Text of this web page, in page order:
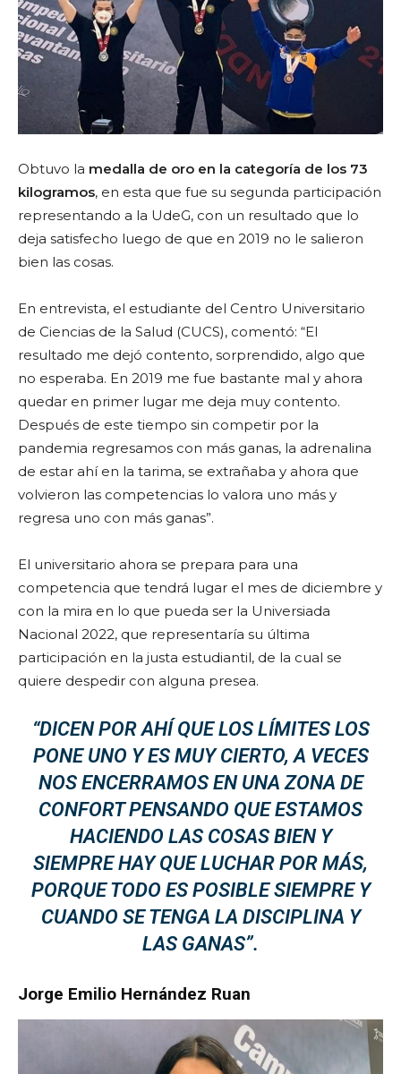
Obtuvo la medalla de oro en la categoría de los 73
kilogramos, en esta que fue su segunda participación
representando a la UdeG, con un resultado que lo
deja satisfecho luego de que en 2019 no le salieron
bien las cosas.
En entrevista, el estudiante del Centro Universitario
de Ciencias de la Salud (CUCS), comentó: “El
resultado me dejó contento, sorprendido, algo que
no esperaba. En 2019 me fue bastante mal y ahora
quedar en primer lugar me deja muy contento.
Después de este tiempo sin competir por la
pandemia regresamos con más ganas, la adrenalina
de estar ahí en la tarima, se extrañaba y ahora que
volvieron las competencias lo valora uno más y
regresa uno con más ganas”.
El universitario ahora se prepara para una
competencia que tendrá lugar el mes de diciembre y
con la mira en lo que pueda ser la Universiada
Nacional 2022, que representaría su última
participación en la justa estudiantil, de la cual se
quiere despedir con alguna presea.
“DICEN POR AHÍ QUE LOS LÍMITES LOS
PONE UNO Y ES MUY CIERTO, A VECES
NOS ENCERRAMOS EN UNA ZONA DE
CONFORT PENSANDO QUE ESTAMOS
HACIENDO LAS COSAS BIEN Y
SIEMPRE HAY QUE LUCHAR POR MÁS,
PORQUE TODO ES POSIBLE SIEMPRE Y
CUANDO SE TENGA LA DISCIPLINA Y
LAS GANAS”.
Jorge Emilio Hernández Ruan